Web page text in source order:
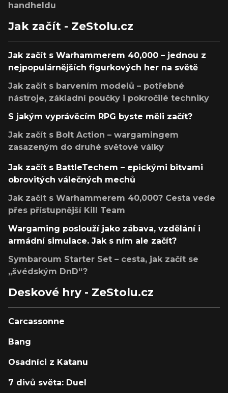
handheldu
Jak začít - ZeStolu.cz
Jak začít s Warhammerem 40,000 – jednou z
nejpopulárnějších figurkových her na světě
Jak začít s barvením modelů – potřebné
nástroje, základní poučky i pokročilé techniky
S jakým vyprávěcím RPG byste měli začít?
Jak začít s Bolt Action – wargamingem
zasazeným do druhé světové války
Jak začít s BattleTechem – epickými bitvami
obrovitých válečných mechů
Jak začít s Warhammerem 40,000? Cesta vede
přes přístupnější Kill Team
Wargaming poslouží jako zábava, vzdělání i
armádní simulace. Jak s ním ale začít?
Symbaroum Starter Set – cesta, jak začít se
„švédským DnD“?
Deskové hry - ZeStolu.cz
Carcassonne
Bang
Osadníci z Katanu
7 divů světa: Duel